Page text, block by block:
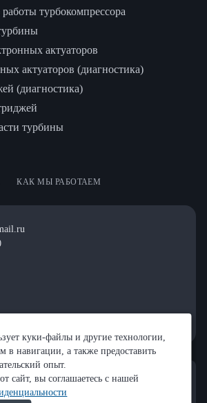
турбокомпрессора
актуаторов
актуаторов (диагностика)
(диагностика)
турбины
КАК МЫ РАБОТАЕМ
куки-файлы и другие технологии,
в навигации, а также предоставить
опыт.
сайт, вы соглашаетесь с нашей